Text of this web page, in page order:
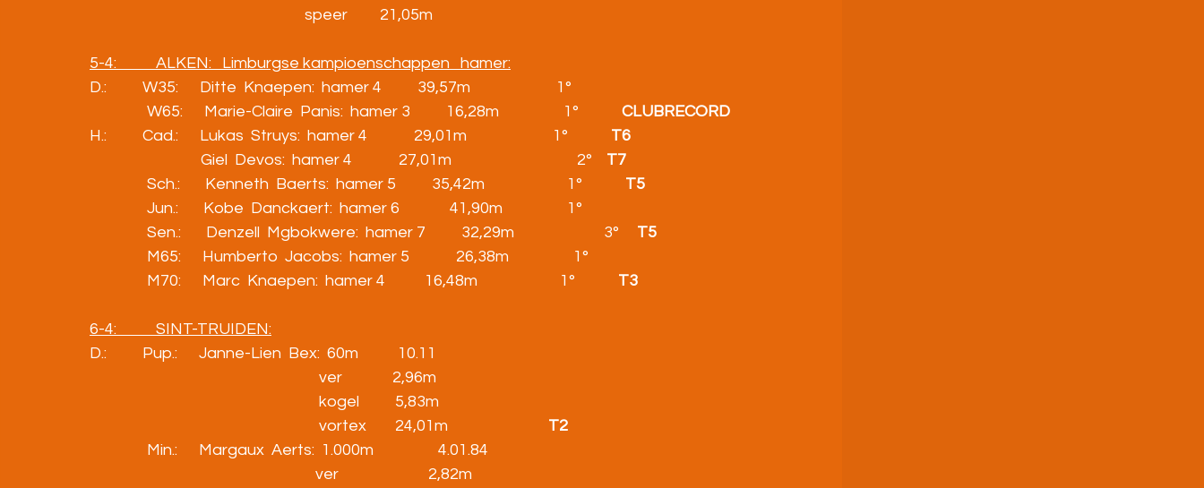
speer         21,05m
5-4:           ALKEN:   Limburgse kampioenschappen   hamer:
D.:          W35:      Ditte  Knaepen:  hamer 4          39,57m                        1°
W65:      Marie-Claire  Panis:  hamer 3          16,28m                  1° CLUBRECORD
H.:          Cad.:      Lukas  Struys:  hamer 4             29,01m                        1° T6
Giel  Devos:  hamer 4             27,01m                                   2° T7
Sch.:       Kenneth  Baerts:  hamer 5          35,42m                       1° T5
Jun.:       Kobe  Danckaert:  hamer 6              41,90m                  1°
Sen.:       Denzell  Mgbokwere:  hamer 7          32,29m                         3° T5
M65:      Humberto  Jacobs:  hamer 5             26,38m                  1°
M70:      Marc  Knaepen:  hamer 4           16,48m                       1° T3
6-4:           SINT-TRUIDEN:
D.:          Pup.:      Janne-Lien  Bex:  60m           10.11
ver              2,96m
kogel          5,83m
vortex        24,01m T2
Min.:      Margaux  Aerts:  1.000m                  4.01.84
ver                         2,82m